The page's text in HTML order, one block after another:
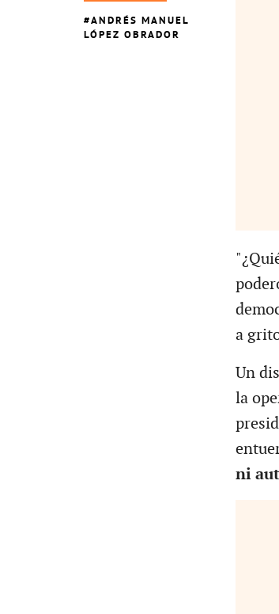
ANDRÉS MANUEL
LÓPEZ OBRADOR
a
Un
la
ni